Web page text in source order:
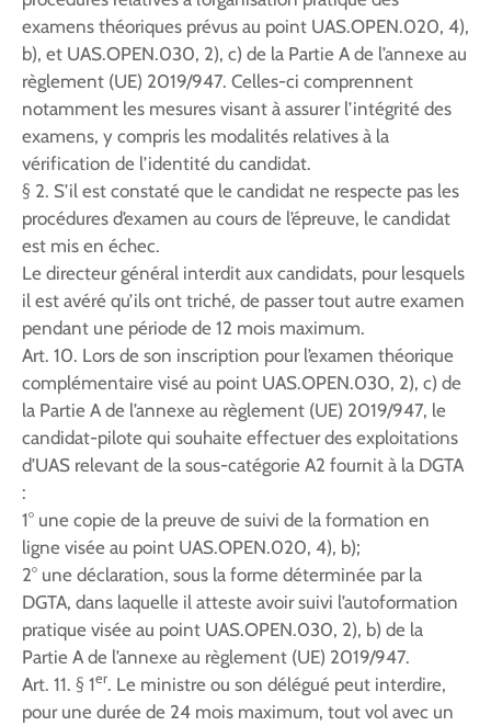
examens théoriques prévus au point UAS.OPEN.020, 4),
b), et UAS.OPEN.030, 2), c) de la Partie A de l’annexe au
règlement (UE) 2019/947. Celles-ci comprennent
notamment les mesures visant à assurer l’intégrité des
examens, y compris les modalités relatives à la
vérification de l’identité du candidat.
§ 2. S’il est constaté que le candidat ne respecte pas les
procédures d’examen au cours de l’épreuve, le candidat
est mis en échec.
Le directeur général interdit aux candidats, pour lesquels
il est avéré qu’ils ont triché, de passer tout autre examen
pendant une période de 12 mois maximum.
Art. 10. Lors de son inscription pour l’examen théorique
complémentaire visé au point UAS.OPEN.030, 2), c) de
la Partie A de l’annexe au règlement (UE) 2019/947, le
candidat-pilote qui souhaite effectuer des exploitations
d’UAS relevant de la sous-catégorie A2 fournit à la DGTA
:
1° une copie de la preuve de suivi de la formation en
ligne visée au point UAS.OPEN.020, 4), b);
2° une déclaration, sous la forme déterminée par la
DGTA, dans laquelle il atteste avoir suivi l’autoformation
pratique visée au point UAS.OPEN.030, 2), b) de la
Partie A de l’annexe au règlement (UE) 2019/947.
Art. 11. § 1er. Le ministre ou son délégué peut interdire,
pour une durée de 24 mois maximum, tout vol avec un